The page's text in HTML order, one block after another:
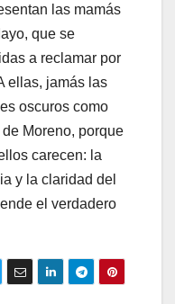
las mamás
que se
a reclamar por
ellas, jamás las
oscuros como
Moreno, porque
carecen: la
y la claridad del
el verdadero